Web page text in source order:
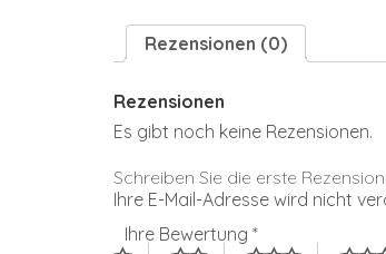
Rezensionen (0)
Rezensionen
Es gibt noch keine Rezensionen.
Schreiben Sie die erste
Ihre E-Mail-Adresse wird nicht
Ihre Bewertung *